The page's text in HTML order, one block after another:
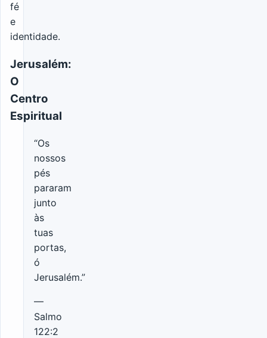
fé
e
identidade.
Jerusalém:
O
Centro
Espiritual
“Os
nossos
pés
pararam
junto
às
tuas
portas,
ó
Jerusalém.”
—
Salmo
122:2